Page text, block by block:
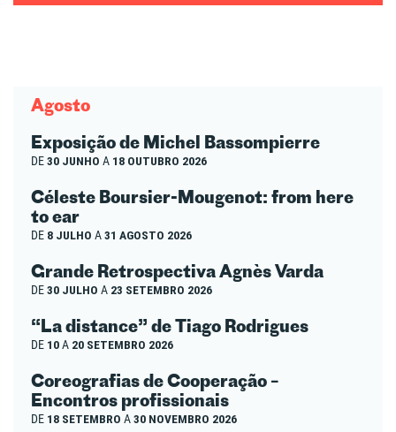
Agosto
Exposição de Michel Bassompierre
DE30 JUNHO A 18 OUTUBRO 2026
Céleste Boursier-Mougenot: from here
to ear
DE 8 JULHO A31 AGOSTO 2026
Grande Retrospectiva Agnès Varda
DE30 JULHO A 23 SETEMBRO 2026
“La distance” de Tiago Rodrigues
DE 10A 20 SETEMBRO 2026
Coreografias de Cooperação –
Encontros profissionais
DE 18 SETEMBRO A30 NOVEMBRO 2026